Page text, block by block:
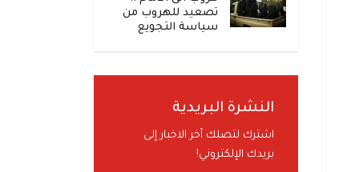
تصعيد للهروب من
سياسة التجويع
النشرة البريدية
اشترك لتصلك آخر الاخبار إلى
بريدك الإلكتروني!